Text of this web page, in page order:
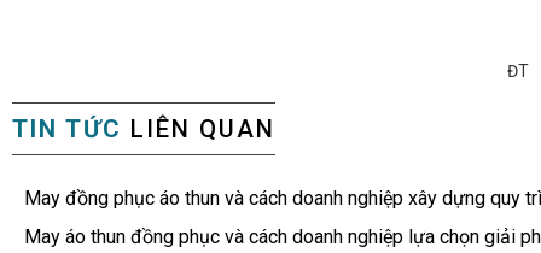
ĐT
TIN TỨC LIÊN QUAN
May đồng phục áo thun và cách doanh nghiệp xây dựng quy
May áo thun đồng phục và cách doanh nghiệp lựa chọn giải